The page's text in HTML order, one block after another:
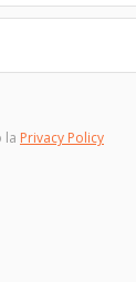
la Privacy Policy